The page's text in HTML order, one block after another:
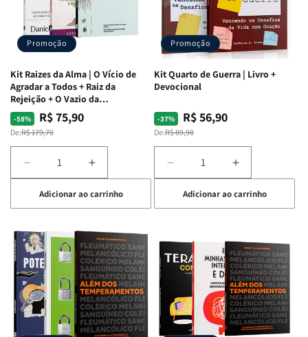
Promoção
Kit Raizes da Alma | O Vício de
Agradar a Todos + Raiz da
Rejeição + O Vazio da
Insatisfação.
-58%
Preço
normal
De:R$ 179,70
Preço
promocional
R$ 75,90
Diminuir
a
quantidade
de
Raizes
da
Alma
|
O
Vício
Aumentar
a
quantidade
de
Raizes
da
Alma
|
O
Vício
de
Adicionar ao carrinho
Promoção
Kit Quarto de Guerra | Livro +
Devocional
-37%
Preço
normal
De:R$ 89,90
Preço
promocional
R$ 56,90
Diminuir
a
quantidade
de
Quarto
de
Guerra
Livro
+
Devocional
Aumentar
a
quantidade
de
Quarto
de
Guerra
|
Livro
+
Devocional
Adicionar ao carrinho